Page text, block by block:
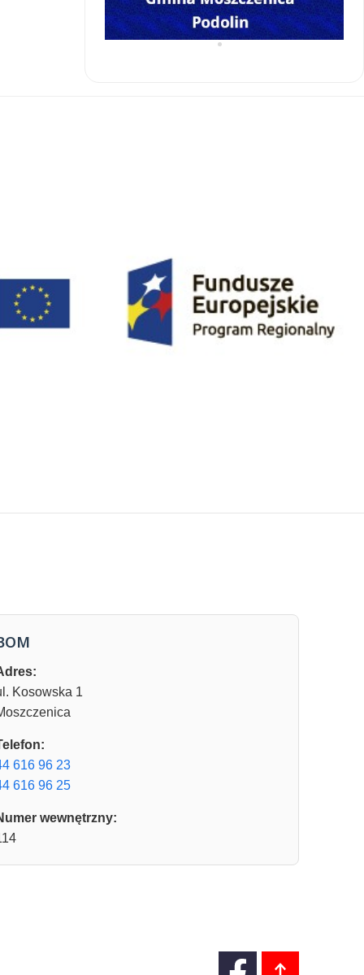
Kosowska 1
616 96 23
616 96 25
wewnętrzny: